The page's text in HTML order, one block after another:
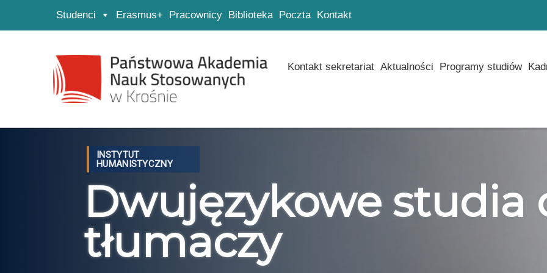
Strona główna
Przejdź do wyszukiwarki
Przejdź do menu głównego
Studenci Erasmus+ Pracownicy Biblioteka Poczta Kontakt
Kontakt sekretariat Aktualności Programy studiów
INSTYTUT
HUMANISTYCZNY
Dwujęzykowe studia
tłumaczy